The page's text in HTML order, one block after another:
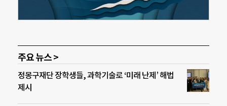
주요 뉴스 >
정몽구재단 장학생들, 과학기술로 ‘미래 난제’ 해법
제시